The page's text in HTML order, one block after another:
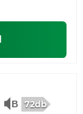
72db